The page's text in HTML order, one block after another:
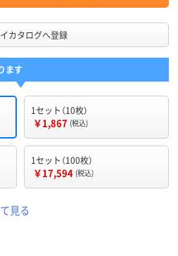
カタログへ登録
ます
1セット（10枚）
￥1,867 (税込)
1セット（100枚）
￥17,594 (税込)
見る